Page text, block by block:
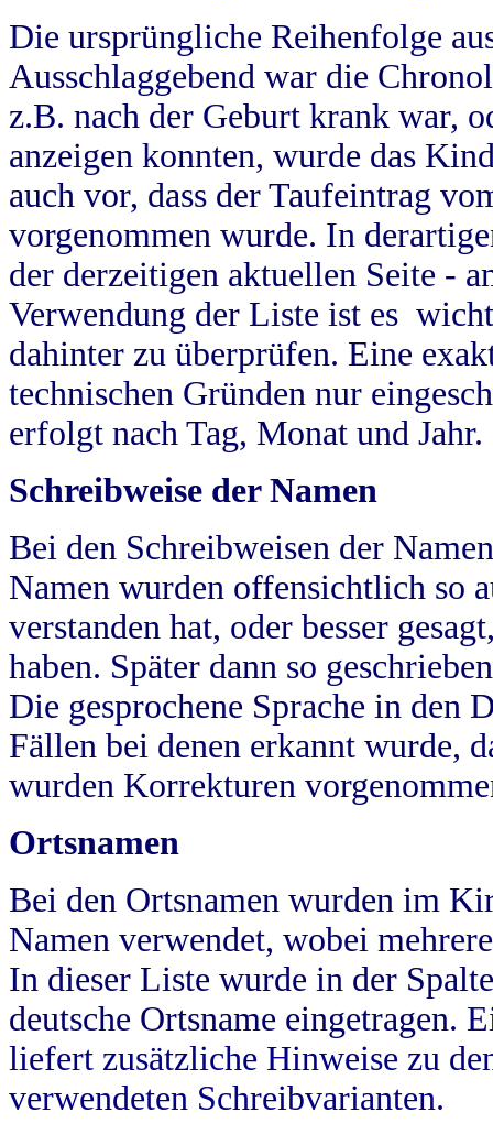
Die ursprüngliche Reihenfolge
Ausschlaggebend war die
z.B. nach der Geburt krank war,
anzeigen konnten, wurde das
auch vor, dass der Taufeintrag
vorgenommen wurde. In
der derzeitigen aktuellen Seite -
Verwendung der Liste ist es
dahinter zu überprüfen. Eine
technischen Gründen nur
erfolgt nach Tag, Monat und Jahr.
Schreibweise der Namen
Bei den Schreibweisen der
Namen wurden offensichtlich so
verstanden hat, oder besser
haben. Später dann so
Die gesprochene Sprache in
Fällen bei denen erkannt wurde,
wurden Korrekturen
Ortsnamen
Bei den Ortsnamen wurden im
Namen verwendet, wobei
In dieser Liste wurde in der
deutsche Ortsname eingetragen.
liefert zusätzliche Hinweise zu
verwendeten Schreibvarianten.